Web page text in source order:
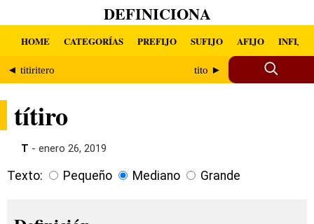
DEFINICIONA
HOME CATEGORÍAS PREFIJO SUFIJO AFIJO INFIJO
◄ titiritero tito ►
títiro
T - enero 26, 2019
Texto: Pequeño Mediano Grande